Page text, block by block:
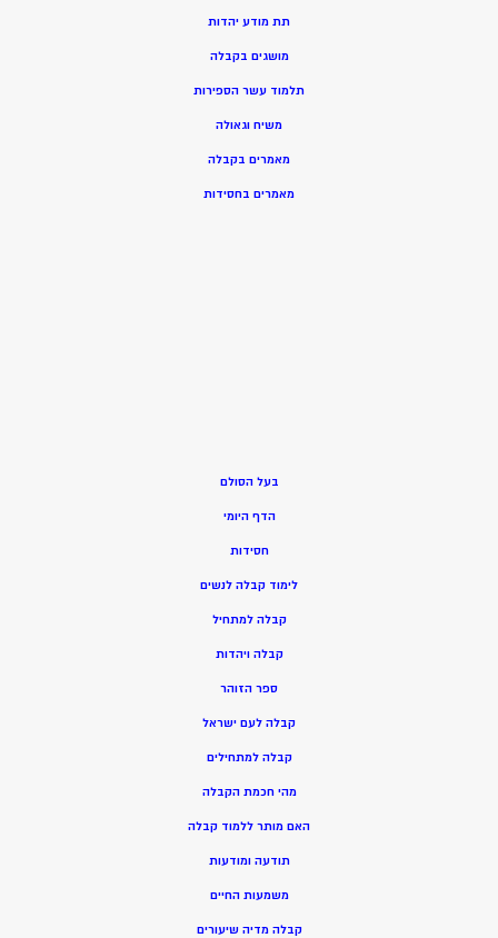
תת מודע יהדות
מושגים בקבלה
תלמוד עשר הספירות
משיח וגאולה
מאמרים בקבלה
מאמרים בחסידות
בעל הסולם
הדף היומי
חסידות
לימוד קבלה לנשים
קבלה למתחיל
קבלה ויהדות
ספר הזוהר
קבלה לעם ישראל
קבלה למתחילים
מהי חכמת הקבלה
האם מותר ללמוד קבלה
תודעה ומודעות
משמעות החיים
קבלה מדיה שיעורים